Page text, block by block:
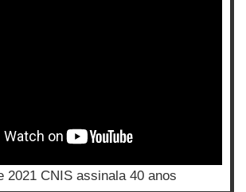
2021 CNIS assinala 40 anos